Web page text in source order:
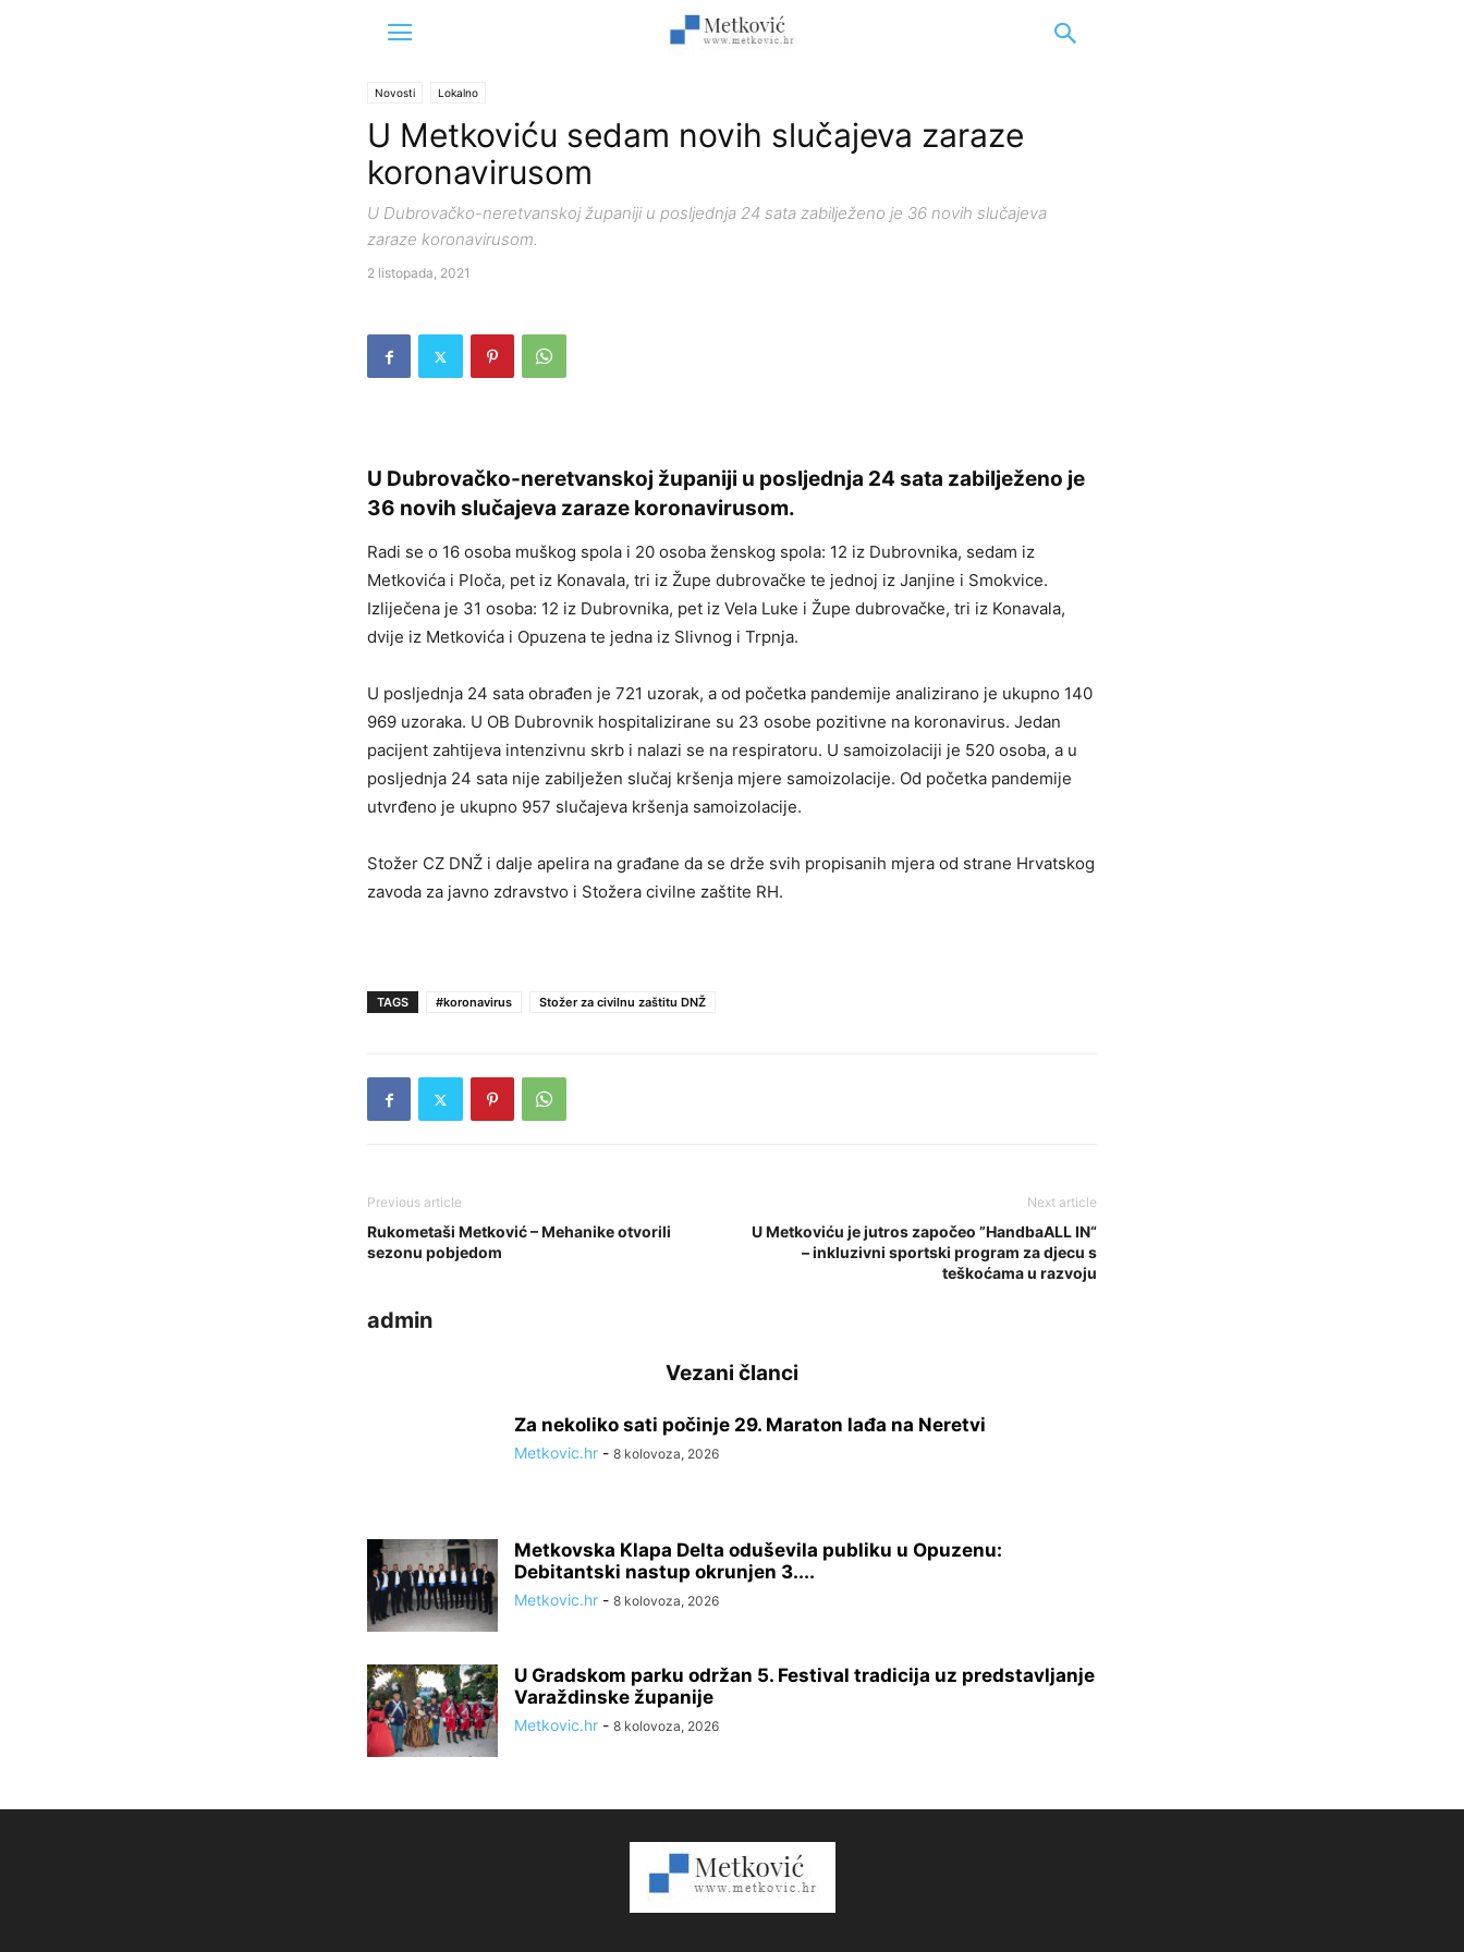
Novosti Lokalno
U Metkoviću sedam novih slučajeva zaraze
koronavirusom
U Dubrovačko-neretvanskoj županiji u posljednja 24 sata zabilježeno je 36 novih slučajeva
zaraze koronavirusom.
2 listopada, 2021
U Dubrovačko-neretvanskoj županiji u posljednja 24 sata zabilježeno je
36 novih slučajeva zaraze koronavirusom.
Radi se o 16 osoba muškog spola i 20 osoba ženskog spola: 12 iz Dubrovnika, sedam iz
Metkovića i Ploča, pet iz Konavala, tri iz Župe dubrovačke te jednoj iz Janjine i Smokvice.
Izliječena je 31 osoba: 12 iz Dubrovnika, pet iz Vela Luke i Župe dubrovačke, tri iz Konavala,
dvije iz Metkovića i Opuzena te jedna iz Slivnog i Trpnja.
U posljednja 24 sata obrađen je 721 uzorak, a od početka pandemije analizirano je ukupno 140
969 uzoraka. U OB Dubrovnik hospitalizirane su 23 osobe pozitivne na koronavirus. Jedan
pacijent zahtijeva intenzivnu skrb i nalazi se na respiratoru. U samoizolaciji je 520 osoba, a u
posljednja 24 sata nije zabilježen slučaj kršenja mjere samoizolacije. Od početka pandemije
utvrđeno je ukupno 957 slučajeva kršenja samoizolacije.
Stožer CZ DNŽ i dalje apelira na građane da se drže svih propisanih mjera od strane Hrvatskog
zavoda za javno zdravstvo i Stožera civilne zaštite RH.
TAGS #koronavirus Stožer za civilnu zaštitu DNŽ
Previous article
Rukometaši Metković – Mehanike otvorili
sezonu pobjedom
Next article
U Metkoviću je jutros započeo ”HandbaALL IN“
– inkluzivni sportski program za djecu s
teškoćama u razvoju
admin
Vezani članci
Za nekoliko sati počinje 29. Maraton lađa na Neretvi
Metkovic.hr - 8 kolovoza, 2026
Metkovska Klapa Delta oduševila publiku u Opuzenu:
Debitantski nastup okrunjen 3....
Metkovic.hr - 8 kolovoza, 2026
U Gradskom parku održan 5. Festival tradicija uz predstavljanje
Varaždinske županije
Metkovic.hr - 8 kolovoza, 2026